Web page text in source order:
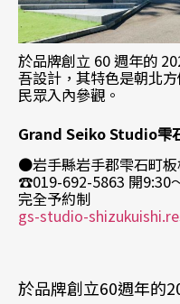
於品牌創立 60 週年的
吾設計，其特色是朝北
民眾入內參觀。
Grand Seiko Studio雫
●岩手縣岩手郡雫石町
☎019-692-5863 開9:30
完全予約制
gs-studio-
於品牌創立60週年的